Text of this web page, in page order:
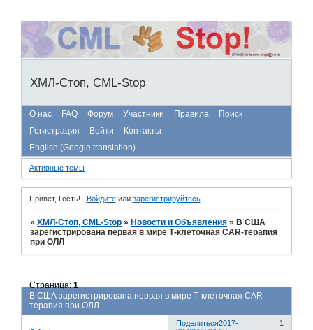
ХМЛ-Стоп, CML-Stop
О нас FAQ Форум Участники Правила
Поиск
Регистрация
Войти
Контакты
English (Google translation)
Активные темы
Привет, Гость! Войдитеили зарегистрируйтесь.
»ХМЛ-Стоп, CML-Stop » Новости и Объявления » В США
зарегистрирована первая в мире Т-клеточная CAR-терапия
при ОЛЛ
В США зарегистрирована первая в мире Т-клеточная CAR-
терапия при ОЛЛ
Страница:1
Поделиться 1
2017-